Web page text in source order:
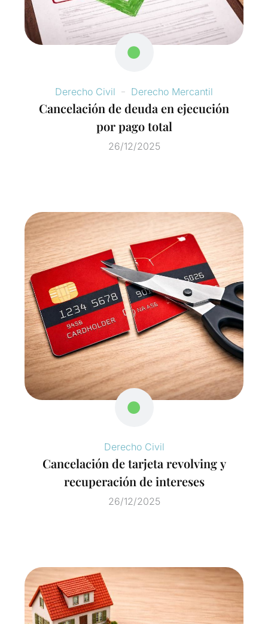
Derecho Civil Derecho Mercantil
Cancelación de deuda en ejecución
por pago total
26/12/2025
Derecho Civil
Cancelación de tarjeta revolving y
recuperación de intereses
26/12/2025